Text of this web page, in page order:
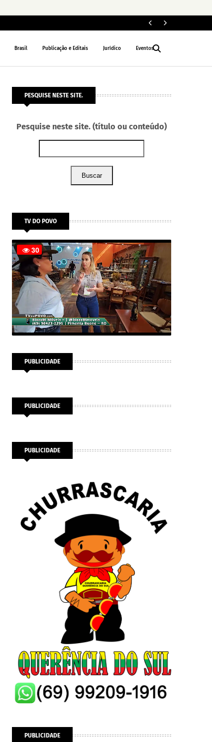
Brasil Publicação e Editais Jurídico Eventos
PESQUISE NESTE SITE.
Pesquise neste site. (título ou conteúdo)
Buscar
TV DO POVO
PUBLICIDADE
PUBLICIDADE
PUBLICIDADE
PUBLICIDADE